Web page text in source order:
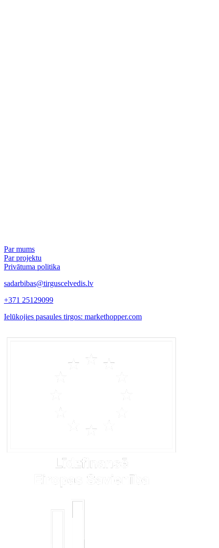
Par mums
Par projektu
Privātuma politika
sadarbibas@tirguscelvedis.lv
+371 25129099
Ielūkojies pasaules tirgos: markethopper.com